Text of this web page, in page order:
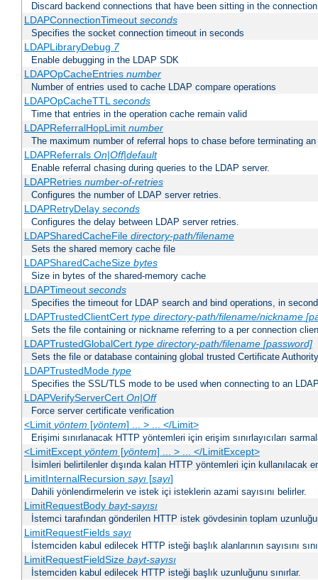
Discard backend connections that have been sitting in the
LDAPConnectionTimeout seconds
Specifies the socket connection timeout in seconds
LDAPLibraryDebug 7
Enable debugging in the LDAP SDK
LDAPOpCacheEntries number
Number of entries used to cache LDAP compare operations
LDAPOpCacheTTLseconds
Time that entries in the operation cache remain valid
LDAPReferralHopLimit number
The maximum number of referral hops to chase before terminating
LDAPReferrals On|Off|default
Enable referral chasing during queries to the LDAP server.
LDAPRetries number-of-retries
Configures the number of LDAP server retries.
LDAPRetryDelay seconds
Configures the delay between LDAP server retries.
LDAPSharedCacheFile directory-path/filename
Sets the shared memory cache file
LDAPSharedCacheSize bytes
Size in bytes of the shared-memory cache
LDAPTimeout seconds
Specifies the timeout for LDAP search and bind operations, in
LDAPTrustedClientCert type directory-path/filename/nickname
Sets the file containing or nickname referring to a per connection
LDAPTrustedGlobalCert type directory-path/filename [password]
Sets the file or database containing global trusted Certificate
LDAPTrustedMode type
Specifies the SSL/TLS mode to be used when connecting to an
LDAPVerifyServerCert On|Off
Force server certificate verification
<Limit yöntem [yöntem] ... > ... </Limit>
Erişimi sınırlanacak HTTP yöntemleri için erişim sınırlayıcıları
<LimitExcept yöntem [yöntem] ... > ... </LimitExcept>
İsimleri belirtilenler dışında kalan HTTP yöntemleri için kullanılacak
LimitInternalRecursion sayı[sayı]
Dahili yönlendirmelerin ve istek içi isteklerin azami sayısını belirler.
LimitRequestBody bayt-sayısı
İstemci tarafından gönderilen HTTP istek gövdesinin toplam
LimitRequestFields sayı
İstemciden kabul edilecek HTTP isteği başlık alanlarının sayısını
LimitRequestFieldSize bayt-sayısı
İstemciden kabul edilecek HTTP isteği başlık uzunluğunu sınırlar.